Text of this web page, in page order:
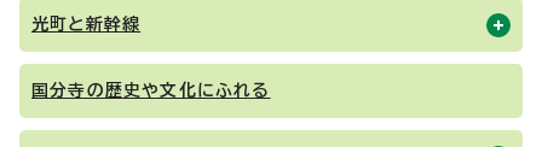
光町と新幹線
国分寺の歴史や文化にふれる